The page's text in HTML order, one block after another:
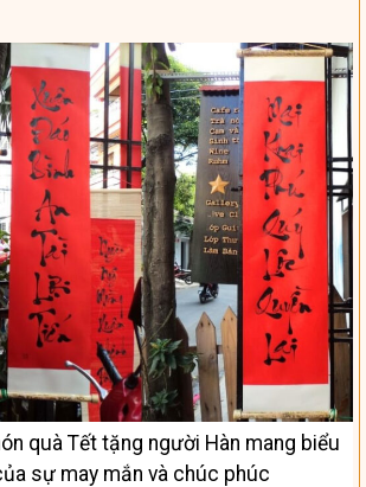
quà Tết tặng người Hàn mang biểu
sự may mắn và chúc phúc